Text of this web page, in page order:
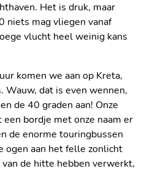
Het is druk, maar
niets mag vliegen vanaf
vlucht heel weinig kans
komen we aan op Kreta,
dat is even wennen,
de 40 graden aan! Onze
bordje met onze naam er
de enorme touringbussen
ogen aan het felle zonlicht
de hitte hebben verwerkt,